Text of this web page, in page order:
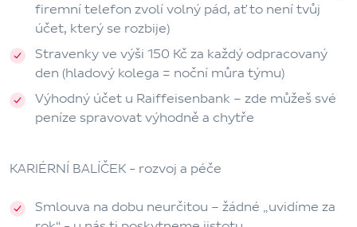
firemní telefon zvolí volný pád, ať to není tvůj
účet, který se rozbije)
Stravenky ve výši 150 Kč za každý odpracovaný
den (hladový kolega = noční můra týmu)
Výhodný účet u Raiffeisenbank – zde můžeš své
peníze spravovat výhodně a chytře
KARIÉRNÍ BALÍČEK - rozvoj a péče
Smlouva na dobu neurčitou – žádné „uvidíme za